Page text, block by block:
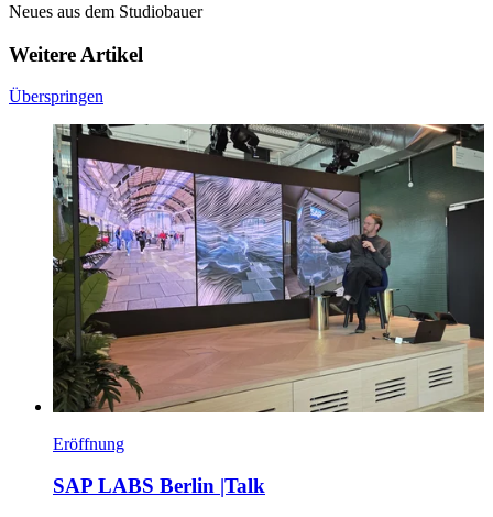
Neues aus dem Studiobauer
Weitere Artikel
Überspringen
Eröffnung
SAP LABS Berlin |Talk